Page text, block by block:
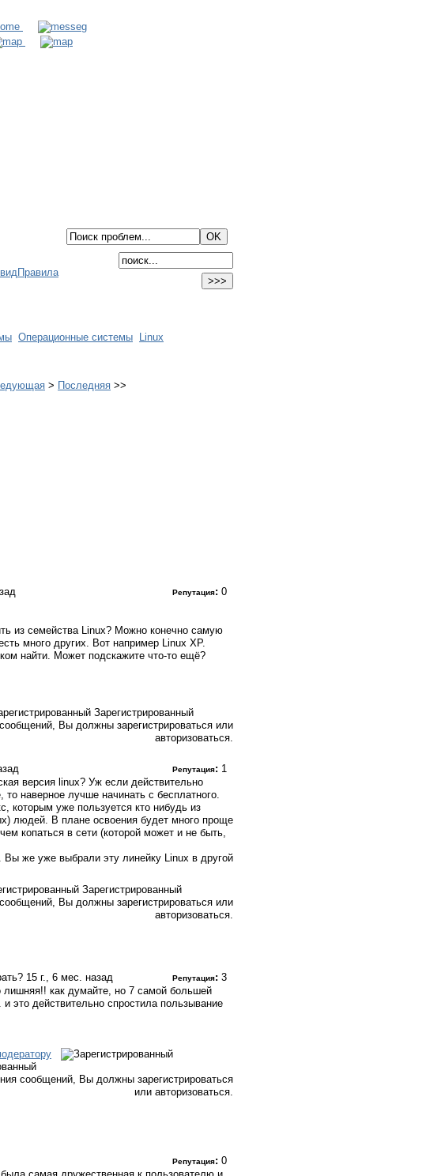
Правила
Операционные системы
Linux
> Последняя >>
Репутация: 0
из семейства Linux? Можно конечно самую
много других. Вот например Linux XP.
найти. Может подскажите что-то ещё?
Зарегистрированный
Вы должны зарегистрироваться или
авторизоваться.
Репутация: 1
версия linux? Уж если действительно
то наверное лучше начинать с бесплатного.
которым уже пользуется кто нибудь из
людей. В плане освоения будет много проще
копаться в сети (которой может и не быть,
Вы же уже выбрали эту линейку Linux в другой
Зарегистрированный
Вы должны зарегистрироваться или
авторизоваться.
15 г., 6 мес. назад Репутация: 3
лишняя!! как думайте, но 7 самой большей
и это действительно спростила пользывание
сообщений, Вы должны зарегистрироваться
или авторизоваться.
Репутация: 0